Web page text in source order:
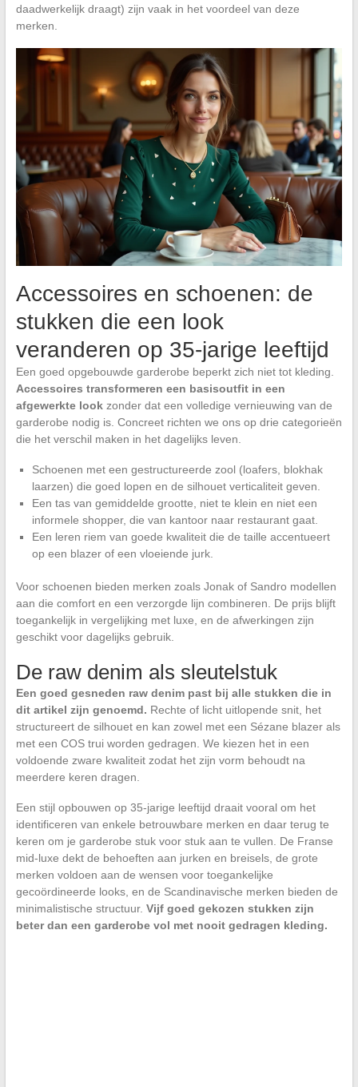
daadwerkelijk draagt) zijn vaak in het voordeel van deze
merken.
Accessoires en schoenen: de
stukken die een look
veranderen op 35-jarige leeftijd
Een goed opgebouwde garderobe beperkt zich niet tot kleding.
Accessoires transformeren een basisoutfit in een
afgewerkte lookzonder dat een volledige vernieuwing van de
garderobe nodig is. Concreet richten we ons op drie categorieën
die het verschil maken in het dagelijks leven.
Schoenen met een gestructureerde zool (loafers, blokhak
laarzen) die goed lopen en de silhouet verticaliteit geven.
Een tas van gemiddelde grootte, niet te klein en niet een
informele shopper, die van kantoor naar restaurant gaat.
Een leren riem van goede kwaliteit die de taille accentueert
op een blazer of een vloeiende jurk.
Voor schoenen bieden merken zoals Jonak of Sandro modellen
aan die comfort en een verzorgde lijn combineren. De prijs blijft
toegankelijk in vergelijking met luxe, en de afwerkingen zijn
geschikt voor dagelijks gebruik.
De raw denim als sleutelstuk
Een goed gesneden raw denim past bij alle stukken die in
dit artikel zijn genoemd. Rechte of licht uitlopende snit, het
structureert de silhouet en kan zowel met een Sézane blazer als
met een COS trui worden gedragen. We kiezen het in een
voldoende zware kwaliteit zodat het zijn vorm behoudt na
meerdere keren dragen.
Een stijl opbouwen op 35-jarige leeftijd draait vooral om het
identificeren van enkele betrouwbare merken en daar terug te
keren om je garderobe stuk voor stuk aan te vullen. De Franse
mid-luxe dekt de behoeften aan jurken en breisels, de grote
merken voldoen aan de wensen voor toegankelijke
gecoördineerde looks, en de Scandinavische merken bieden de
minimalistische structuur. Vijf goed gekozen stukken zijn
beter dan een garderobe vol met nooit gedragen kleding.